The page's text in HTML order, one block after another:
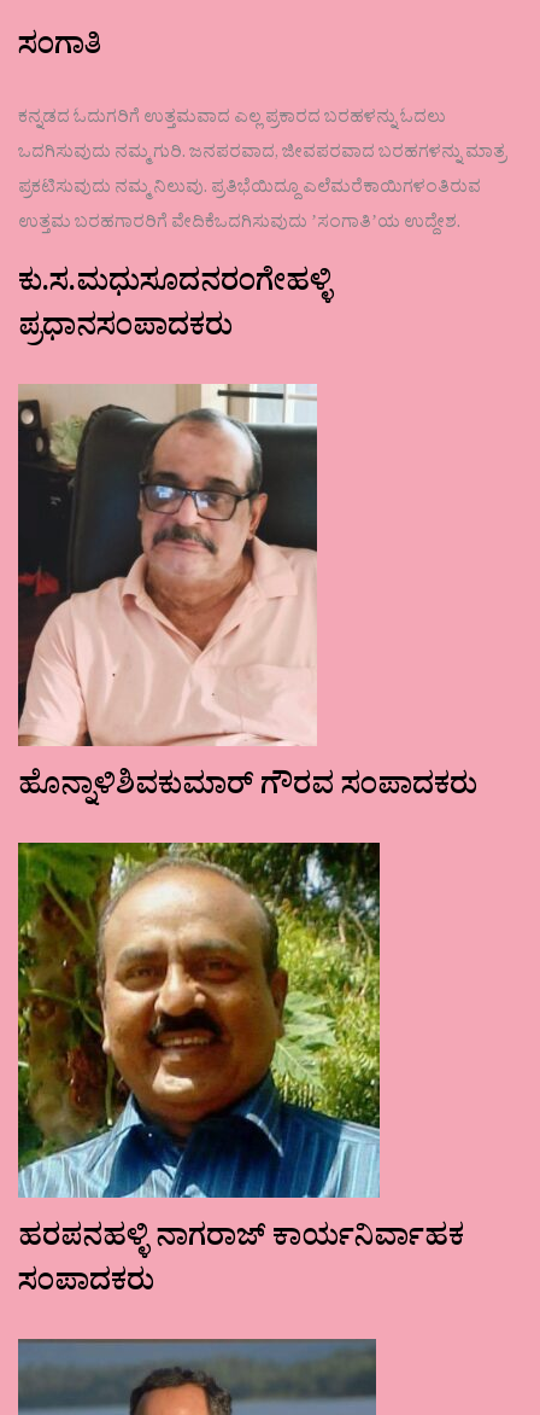
ಸಂಗಾತಿ
ಕನ್ನಡದ ಓದುಗರಿಗೆ ಉತ್ತಮವಾದ ಎಲ್ಲ ಪ್ರಕಾರದ ಬರಹಳನ್ನು ಓದಲು
ಒದಗಿಸುವುದು ನಮ್ಮ ಗುರಿ. ಜನಪರವಾದ, ಜೀವಪರವಾದ ಬರಹಗಳನ್ನು ಮಾತ್ರ
ಪ್ರಕಟಿಸುವುದು ನಮ್ಮ ನಿಲುವು. ಪ್ರತಿಭೆಯಿದ್ದೂ ಎಲೆಮರೆಕಾಯಿಗಳಂತಿರುವ
ಉತ್ತಮ ಬರಹಗಾರರಿಗೆ ವೇದಿಕೆಒದಗಿಸುವುದು ʼಸಂಗಾತಿʼಯ ಉದ್ದೇಶ.
ಕು.ಸ.ಮಧುಸೂದನರಂಗೇಹಳ್ಳಿ
ಪ್ರಧಾನಸಂಪಾದಕರು
ಹೊನ್ನಾಳಿಶಿವಕುಮಾರ್ ಗೌರವ ಸಂಪಾದಕರು
ಹರಪನಹಳ್ಳಿ ನಾಗರಾಜ್ ಕಾರ್ಯನಿರ್ವಾಹಕ
ಸಂಪಾದಕರು